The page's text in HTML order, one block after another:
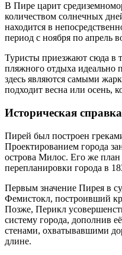
В Пире царит
количеством солнечных
находится в
период с ноября по апрель
Туристы приезжают сюда в
пляжного отдыха идеально
здесь являются самыми
подходит весна или осень,
Историческая
Пирей был построен
Проектированием города
острова Милос. Его же
перепланировки города в
Первым значение Пирея в
Фемистокл, построивший
Позже, Перикл
систему города, дополнив
стенами, охватывавшими
длине.